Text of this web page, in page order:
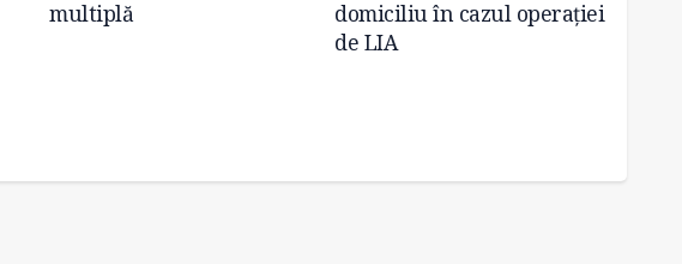
multiplă
domiciliu în cazul operației
de LIA